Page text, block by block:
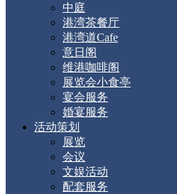
中庭
港湾茶餐厅
港湾道Cafe
意日阁
维港咖啡阁
展览会小食亭
宴会服务
婚宴服务
活动策划
展览
会议
文娱活动
配套服务